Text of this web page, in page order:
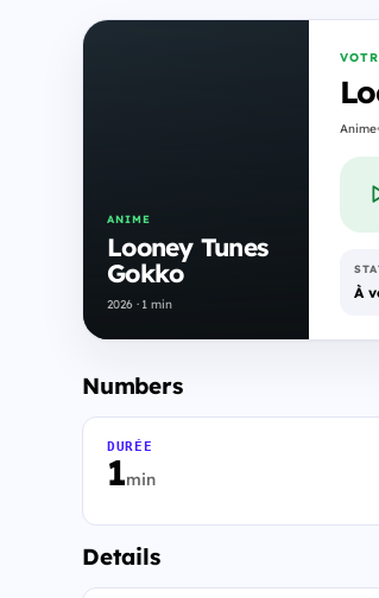
ANIME
Looney Tunes
Gokko
2026 · 1 min
Anime
À
Numbers
1min
DURÉE
Details